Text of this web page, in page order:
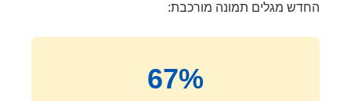
החדש מגלים תמונה מורכבת:
67%